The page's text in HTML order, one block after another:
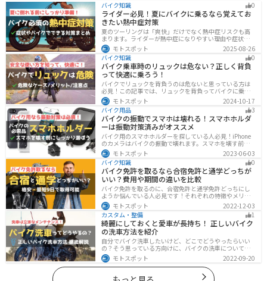
バイク知識 0
ライダー必見！夏にバイクに乗るなら覚えてお
きたい熱中症対策
夏のツーリングは「爽快」だけでなく熱中症リスクも高
まります。ライダーが熱中症になりやすい理由や症状、
危険性、そして安全に楽しむための対策を徹底解説。夏
用ウェア・水分補給・休憩ポイントの工夫など、猛暑で
も快適に走るコツを紹介します。
モトスポット
2025-08-26
バイク知識
0
バイク乗車時のリュックは危ない？正しく背負
って快適に乗ろう！
バイクでリュックを背負うのは危ないと思っている方は
必見！この記事では、リュックを背負ってバイクに乗る
リスクと、安全な方法を紹介しています。実は、荷物の
量や配置を工夫することで、安全にリュックを使用する
ことが可能です。この記事を読めば、バイク乗車時にリ
ュックを安全に使う方法がわかります。
モトスポット
2024-10-17
バイク用品
3
バイクの振動でスマホは壊れる！スマホホルダ
ーは振動対策済みがオススメ
バイク用のスマホホルダーを探している人必見！iPhone
のカメラはバイクの振動で壊れます。スマホを壊す前
に、振動対策がされたスマホホルダーを使うようにしま
しょう。カメラを壊さないための4つの方法とオススメの
スマホホルダーを紹介します。
モトスポット
2023-06-03
バイク知識
0
バイク免許を取るなら合宿免許と通学どっちが
いい？費用や期間の違いを比較
バイク免許を取るのに、合宿免許と通学免許どっちにし
ようか悩んでいる人必見です！それぞれの特徴やメリッ
トデメリットをまとめました。早く安く免許取得したい
なら合宿免許、他人と関わらず取りたいなら通学免許が
オススメです。自分に合った免許取得方法を選んでくだ
さいね。
モトスポット
2022-12-03
カスタム・整備
1
綺麗にしておくと愛車が長持ち！ 正しいバイク
の洗車方法を紹介
自分でバイク洗車したいけど、どこでどうやったらいい
の？そう思っている方向けに、バイクの洗車について徹
底的にまとめました。バイク洗車ができる場所から洗車
手順まで全て解説します。正しい洗車方法は身につける
ことでバイクのメンテナンスにもなります。
モトスポット 2022-09-20